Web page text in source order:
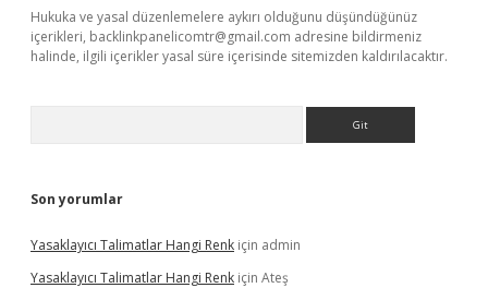
Hukuka ve yasal düzenlemelere aykırı olduğunu düşündüğünüz
içerikleri, backlinkpanelicomtr@gmail.com adresine bildirmeniz
halinde, ilgili içerikler yasal süre içerisinde sitemizden kaldırılacaktır.
Son yorumlar
Yasaklayıcı Talimatlar Hangi Renk için admin
Yasaklayıcı Talimatlar Hangi Renk için Ateş